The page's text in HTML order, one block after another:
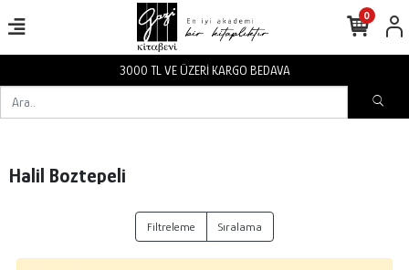
3000 TL VE ÜZERİ KARGO BEDAVA
0
Halil Boztepeli
Filtreleme Sıralama